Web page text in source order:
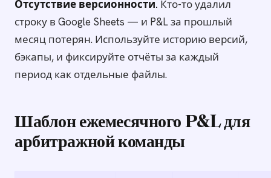
Отсутствие версионности. Кто-то удалил
строку в Google Sheets — и P&L за прошлый
месяц потерян. Используйте историю версий,
бэкапы, и фиксируйте отчёты за каждый
период как отдельные файлы.
Шаблон ежемесячного P&L для
арбитражной команды